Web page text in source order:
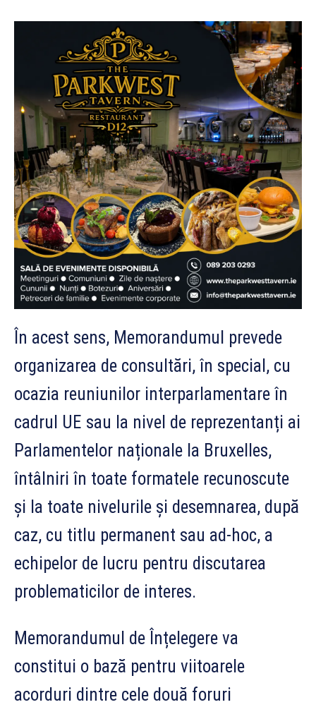
În acest sens, Memorandumul prevede
organizarea de consultări, în special, cu
ocazia reuniunilor interparlamentare în
cadrul UE sau la nivel de reprezentanți ai
Parlamentelor naționale la Bruxelles,
întâlniri în toate formatele recunoscute
și la toate nivelurile și desemnarea, după
caz, cu titlu permanent sau ad-hoc, a
echipelor de lucru pentru discutarea
problematicilor de interes.
Memorandumul de Înțelegere va
constitui o bază pentru viitoarele
acorduri dintre cele două foruri